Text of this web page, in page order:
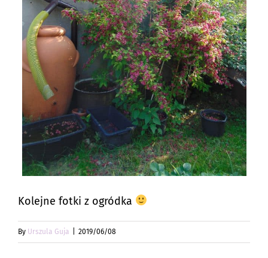
Kolejne fotki z ogródka
By Urszula Guja 2019/06/08